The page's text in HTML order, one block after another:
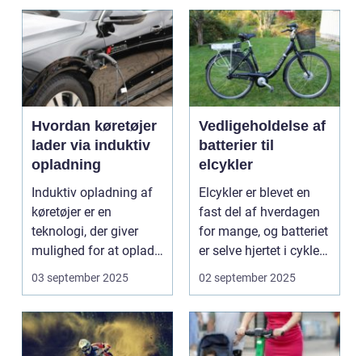
Hvordan køretøjer
lader via induktiv
opladning
Induktiv opladning af
køretøjer er en
teknologi, der giver
mulighed for at oplade
uden...
03 september 2025
Vedligeholdelse af
batterier til
elcykler
Elcykler er blevet en
fast del af hverdagen
for mange, og batteriet
er selve hjertet i cyklen.
Et go...
02 september 2025